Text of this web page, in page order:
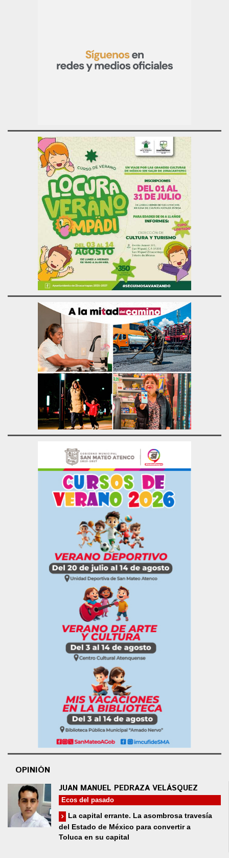
OPINIÓN
JUAN MANUEL PEDRAZA VELÁSQUEZ
Ecos del pasado
La capital errante. La asombrosa travesía
del Estado de México para convertir a
Toluca en su capital